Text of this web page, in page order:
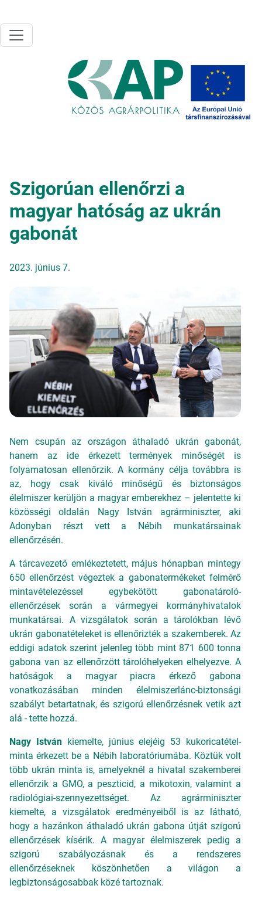
Szigorúan ellenőrzi a
magyar hatóság az ukrán
gabonát
2023. június 7.
Nem csupán az országon áthaladó ukrán gabonát,
hanem az ide érkezett termények minőségét is
folyamatosan ellenőrzik. A kormány célja továbbra is
az, hogy csak kiváló minőségű és biztonságos
élelmiszer kerüljön a magyar emberekhez – jelentette ki
közösségi oldalán Nagy István agrárminiszter, aki
Adonyban részt vett a Nébih munkatársainak
ellenőrzésén.
A tárcavezető emlékeztetett, május hónapban mintegy
650 ellenőrzést végeztek a gabonatermékeket felmérő
mintavételezéssel egybekötött gabonatároló-
ellenőrzések során a vármegyei kormányhivatalok
munkatársai. A vizsgálatok során a tárolókban lévő
ukrán gabonatételeket is ellenőrizték a szakemberek. Az
eddigi adatok szerint jelenleg több mint 871 600 tonna
gabona van az ellenőrzött tárolóhelyeken elhelyezve. A
hatóságok a magyar piacra érkező gabona
vonatkozásában minden élelmiszerlánc-biztonsági
szabályt betartatnak, és szigorú ellenőrzésnek vetik azt
alá - tette hozzá.
Nagy Istvánkiemelte, június elejéig 53 kukoricatétel-
minta érkezett be a Nébih laboratóriumába. Köztük volt
több ukrán minta is, amelyeknél a hivatal szakemberei
ellenőrzik a GMO, a peszticid, a mikotoxin, valamint a
radiológiai-szennyezettséget. Az agrárminiszter
kiemelte, a vizsgálatok eredményeiből is az látható,
hogy a hazánkon áthaladó ukrán gabona útját szigorú
ellenőrzések kísérik. A magyar élelmiszerek pedig a
szigorú szabályozásnak és a rendszeres
ellenőrzéseknek köszönhetően a világon a
legbiztonságosabbak közé tartoznak.